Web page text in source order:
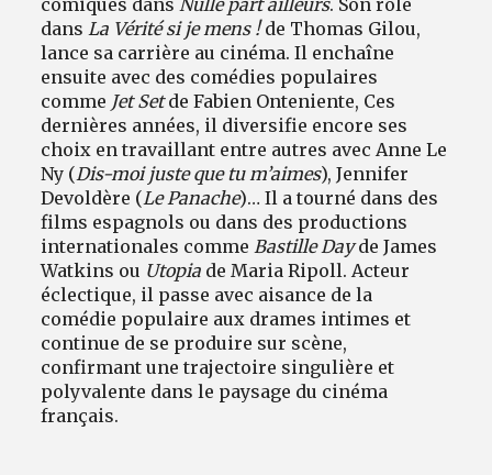
dans La Vérité si je mens !de Thomas Gilou,
lance sa carrière au cinéma. Il enchaîne
ensuite avec des comédies populaires
comme Jet Setde Fabien Onteniente, Ces
dernières années, il diversifie encore ses
choix en travaillant entre autres avec Anne Le
Ny (Dis-moi juste que tu m’aimes), Jennifer
Devoldère (Le Panache)… Il a tourné dans des
films espagnols ou dans des productions
internationales comme Bastille Dayde James
Watkins ou Utopia de Maria Ripoll. Acteur
éclectique, il passe avec aisance de la
comédie populaire aux drames intimes et
continue de se produire sur scène,
confirmant une trajectoire singulière et
polyvalente dans le paysage du cinéma
français.